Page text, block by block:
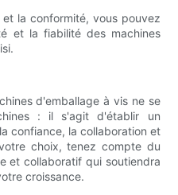
la conformité, vous pouvez
et la fiabilité des machines
d'emballage à vis ne se
: il s'agit d'établir un
confiance, la collaboration et
choix, tenez compte du
et collaboratif qui soutiendra
croissance.